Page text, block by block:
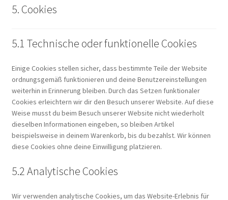
5. Cookies
5.1 Technische oder funktionelle Cookies
Einige Cookies stellen sicher, dass bestimmte Teile der Website
ordnungsgemäß funktionieren und deine Benutzereinstellungen
weiterhin in Erinnerung bleiben. Durch das Setzen funktionaler
Cookies erleichtern wir dir den Besuch unserer Website. Auf diese
Weise musst du beim Besuch unserer Website nicht wiederholt
dieselben Informationen eingeben, so bleiben Artikel
beispielsweise in deinem Warenkorb, bis du bezahlst. Wir können
diese Cookies ohne deine Einwilligung platzieren.
5.2 Analytische Cookies
Wir verwenden analytische Cookies, um das Website-Erlebnis für